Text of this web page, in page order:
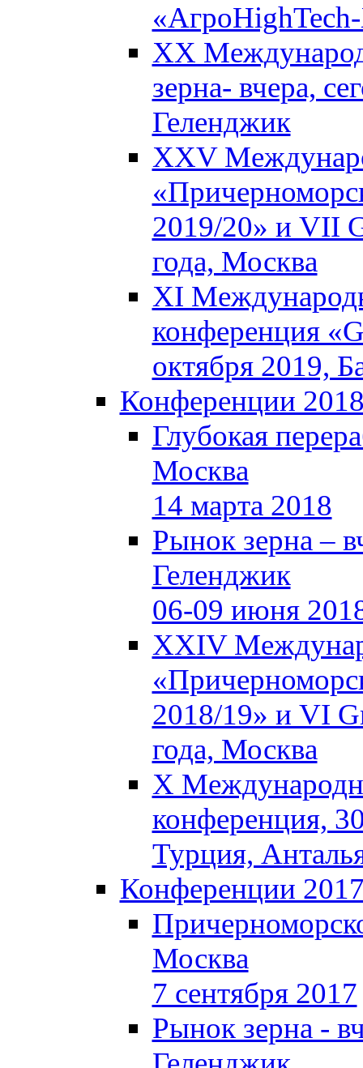
XX
зерна- вчера,
Геленджик
XXV
2019/20» и VII
года, Москва
XI
конференция
октября 2019,
Конференции
Глубокая
Москва
14 марта 2018
Рынок зерна –
Геленджик
06-09 июня
XXIV
2018/19» и VI
года, Москва
X
конференция,
Турция,
Конференции
Москва
7 сентября 2017
Рынок зерна -